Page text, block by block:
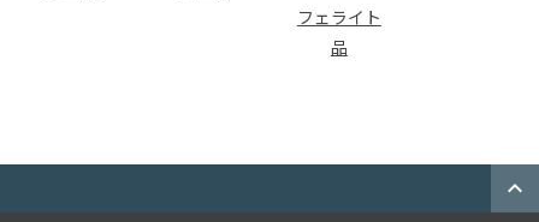
フェライト
品
expand_less